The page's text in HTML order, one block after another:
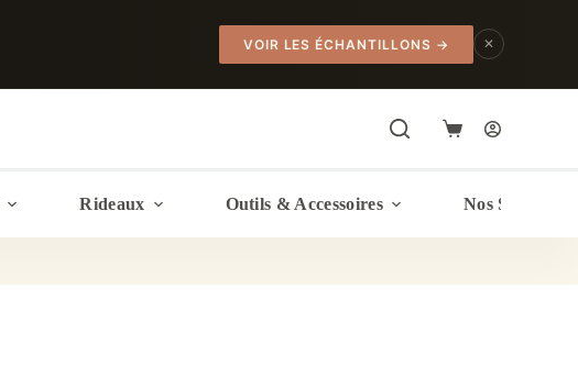
VOIR LES ÉCHANTILLONS → ✕
Panier
Rideaux Outils & Accessoires Nos Services